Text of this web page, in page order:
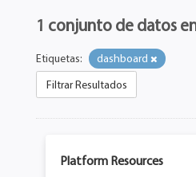
1 conjunto de datos
Etiquetas:
dashboard
Filtrar Resultados
Platform Resources